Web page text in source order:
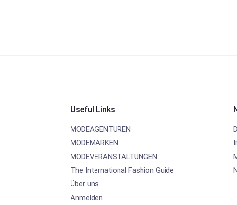
Useful Links
MODEAGENTUREN
MODEMARKEN
MODEVERANSTALTUNGEN
The International Fashion Guide
Über uns
Anmelden